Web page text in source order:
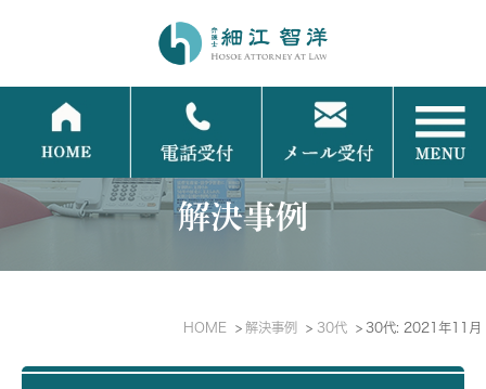
解決事例
HOME 解決事例 30代 30代: 2021年11月